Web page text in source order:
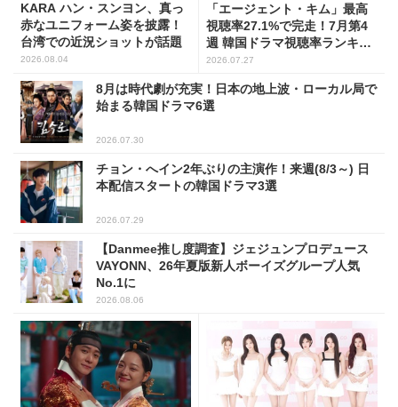
KARA ハン・スンヨン、真っ
赤なユニフォーム姿を披露！
台湾での近況ショットが話題
2026.08.04
「エージェント・キム」最高
視聴率27.1%で完走！7月第4
週 韓国ドラマ視聴率ランキン
グ
2026.07.27
8月は時代劇が充実！日本の地上波・ローカル局で
始まる韓国ドラマ6選
2026.07.30
チョン・へイン2年ぶりの主演作！来週(8/3～) 日
本配信スタートの韓国ドラマ3選
2026.07.29
【Danmee推し度調査】ジェジュンプロデュース
VAYONN、26年夏版新人ボーイズグループ人気
No.1に
2026.08.06